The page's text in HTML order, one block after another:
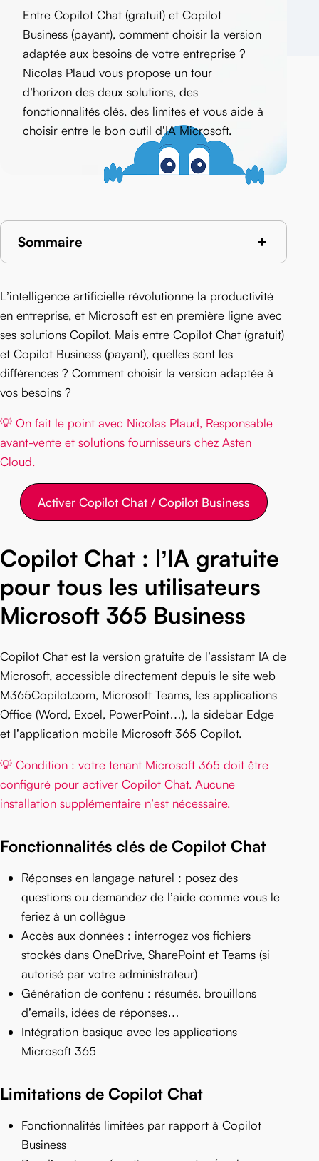
Entre Copilot Chat (gratuit) et Copilot
Business (payant), comment choisir la version
adaptée aux besoins de votre entreprise ?
Nicolas Plaud vous propose un tour
d’horizon des deux solutions, des
fonctionnalités clés, des limites et vous aide à
choisir entre le bon outil d’IA Microsoft.
Sommaire
L’intelligence artificielle révolutionne la productivité
en entreprise, et Microsoft est en première ligne avec
ses solutions Copilot. Mais entre Copilot Chat (gratuit)
et Copilot Business (payant), quelles sont les
différences ? Comment choisir la version adaptée à
vos besoins ?
💡 On fait le point avec Nicolas Plaud, Responsable
avant-vente et solutions fournisseurs chez Asten
Cloud.
Activer Copilot Chat / Copilot Business
Copilot Chat : l’IA gratuite
pour tous les utilisateurs
Microsoft 365 Business
Copilot Chat est la version gratuite de l’assistant IA de
Microsoft, accessible directement depuis le site web
M365Copilot.com, Microsoft Teams, les applications
Office (Word, Excel, PowerPoint…), la sidebar Edge
et l’application mobile Microsoft 365 Copilot.
💡 Condition : votre tenant Microsoft 365 doit être
configuré pour activer Copilot Chat. Aucune
installation supplémentaire n’est nécessaire.
Fonctionnalités clés de Copilot Chat
Réponses en langage naturel : posez des
questions ou demandez de l’aide comme vous le
feriez à un collègue
Accès aux données : interrogez vos fichiers
stockés dans OneDrive, SharePoint et Teams (si
autorisé par votre administrateur)
Génération de contenu : résumés, brouillons
d’emails, idées de réponses…
Intégration basique avec les applications
Microsoft 365
Limitations de Copilot Chat
Fonctionnalités limitées par rapport à Copilot
Business